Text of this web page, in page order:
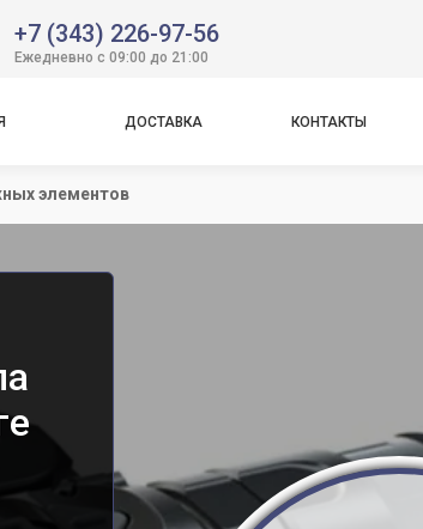
+7 (343) 226-97-56
Ежедневно с 09:00 до 21:00
ДОСТАВКА КОНТАКТЫ
элементов